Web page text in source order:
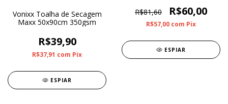
Vonixx Toalha de Secagem
Maxx 50x90cm 350gsm
R$39,90
R$37,91 com Pix
ESPIAR
R$81,60 R$60,00
R$57,00 com Pix
ESPIAR